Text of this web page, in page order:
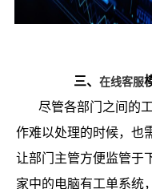
三、 在线客服
尽管各部门之间的
作难以处理的时候，也
让部门主管方便监管于
家中的电脑有工单系统